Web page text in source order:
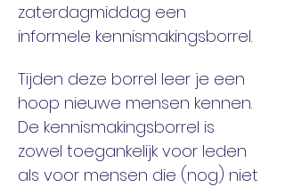
zaterdagmiddag een
informele kennismakingsborrel.
Tijden deze borrel leer je een
hoop nieuwe mensen kennen.
De kennismakingsborrel is
zowel toegankelijk voor leden
als voor mensen die (nog) niet